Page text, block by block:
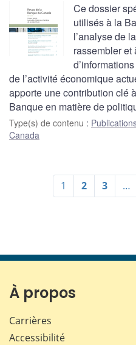
Ce dossier
utilisés à la
l’analyse de
rassembler et
de l’activité économique
apporte une contribution clé
Banque en matière de
Type(s) de contenu :
Canada
1 2 3 …
À propos
Carrières
Accessibilité